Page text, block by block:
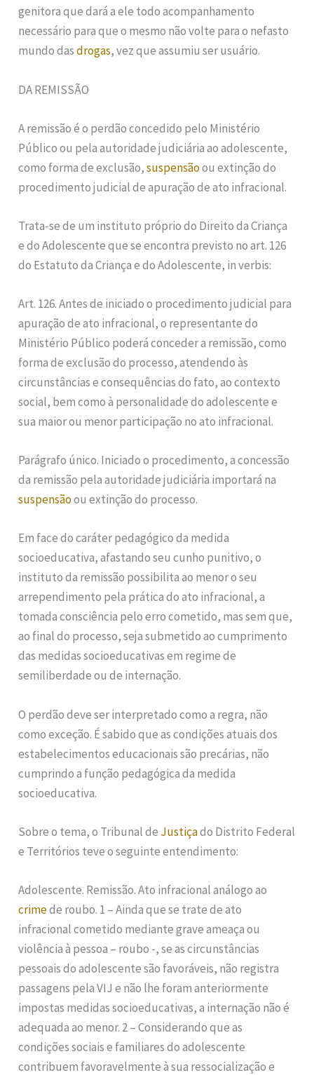
genitora que dará a ele todo acompanhamento
necessário para que o mesmo não volte para o nefasto
mundo dasdrogas, vez que assumiu ser usuário.
DA REMISSÃO
A remissão é o perdão concedido pelo Ministério
Público ou pela autoridade judiciária ao adolescente,
como forma de exclusão,suspensãoou extinção do
procedimento judicial de apuração de ato infracional.
Trata-se de um instituto próprio do Direito da Criança
e do Adolescente que se encontra previsto no art. 126
do Estatuto da Criança e do Adolescente, in verbis:
Art. 126. Antes de iniciado o procedimento judicial para
apuração de ato infracional, o representante do
Ministério Público poderá conceder a remissão, como
forma de exclusão do processo, atendendo às
circunstâncias e consequências do fato, ao contexto
social, bem como à personalidade do adolescente e
sua maior ou menor participação no ato infracional.
Parágrafo único. Iniciado o procedimento, a concessão
da remissão pela autoridade judiciária importará na
suspensãoou extinção do processo.
Em face do caráter pedagógico da medida
socioeducativa, afastando seu cunho punitivo, o
instituto da remissão possibilita ao menor o seu
arrependimento pela prática do ato infracional, a
tomada consciência pelo erro cometido, mas sem que,
ao final do processo, seja submetido ao cumprimento
das medidas socioeducativas em regime de
semiliberdade ou de internação.
O perdão deve ser interpretado como a regra, não
como exceção. É sabido que as condições atuais dos
estabelecimentos educacionais são precárias, não
cumprindo a função pedagógica da medida
socioeducativa.
Sobre o tema, o Tribunal de Justiçado Distrito Federal
e Territórios teve o seguinte entendimento:
Adolescente. Remissão. Ato infracional análogo ao
crimede roubo. 1 – Ainda que se trate de ato
infracional cometido mediante grave ameaça ou
violência à pessoa – roubo -, se as circunstâncias
pessoais do adolescente são favoráveis, não registra
passagens pela VIJ e não lhe foram anteriormente
impostas medidas socioeducativas, a internação não é
adequada ao menor. 2 – Considerando que as
condições sociais e familiares do adolescente
contribuem favoravelmente à sua ressocialização e